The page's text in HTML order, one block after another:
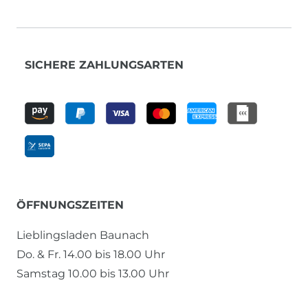
SICHERE ZAHLUNGSARTEN
ÖFFNUNGSZEITEN
Lieblingsladen Baunach
Do. & Fr. 14.00 bis 18.00 Uhr
Samstag 10.00 bis 13.00 Uhr